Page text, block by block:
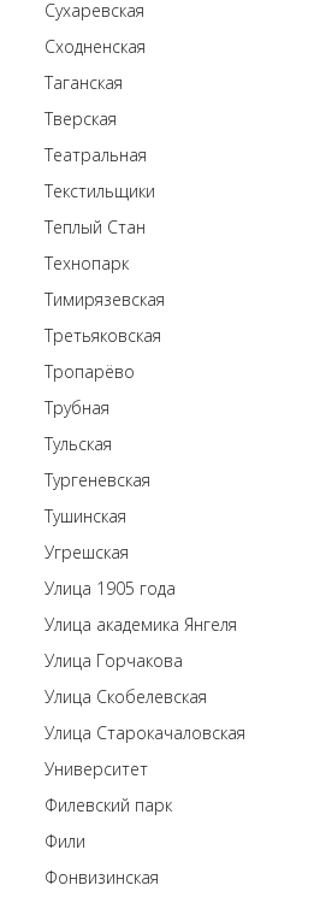
Сухаревская
Сходненская
Таганская
Тверская
Театральная
Текстильщики
Теплый Стан
Технопарк
Тимирязевская
Третьяковская
Тропарёво
Трубная
Тульская
Тургеневская
Тушинская
Угрешская
Улица 1905 года
Улица академика Янгеля
Улица Горчакова
Улица Скобелевская
Улица Старокачаловская
Университет
Филевский парк
Фили
Фонвизинская